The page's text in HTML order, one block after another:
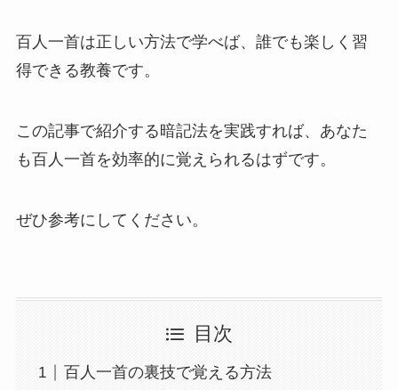
百人一首は正しい方法で学べば、誰でも楽しく習
得できる教養です。
この記事で紹介する暗記法を実践すれば、あなた
も百人一首を効率的に覚えられるはずです。
ぜひ参考にしてください。
目次
百人一首の裏技で覚える方法